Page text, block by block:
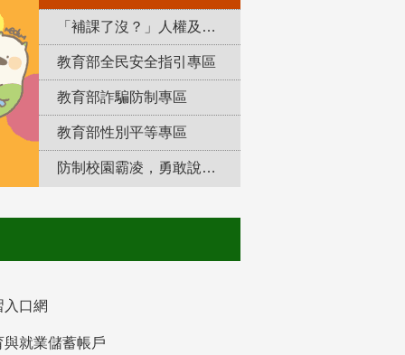
「補課了沒？」人權及轉型正義教育專區
教育部全民安全指引專區
教育部詐騙防制專區
教育部性別平等專區
防制校園霸凌，勇敢說出來！
入口網
與就業儲蓄帳戶